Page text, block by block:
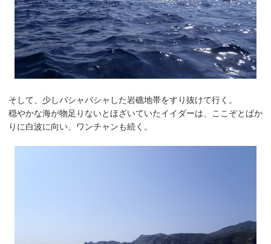
そして、少しバシャバシャした岩礁地帯をすり抜けて行く。
穏やかな海が物足りないとほざいていたイイダーは、ここぞとばか
りに白波に向い、ワンチャンも続く。